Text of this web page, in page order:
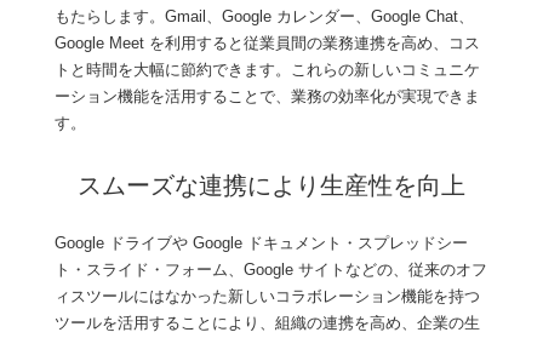
もたらします。Gmail、Google カレンダー、Google Chat、
Google Meet を利用すると従業員間の業務連携を高め、コス
トと時間を大幅に節約できます。これらの新しいコミュニケ
ーション機能を活用することで、業務の効率化が実現できま
す。
スムーズな連携により生産性を向上
Google ドライブや Google ドキュメント・スプレッドシー
ト・スライド・フォーム、Google サイトなどの、従来のオフ
ィスツールにはなかった新しいコラボレーション機能を持つ
ツールを活用することにより、組織の連携を高め、企業の生